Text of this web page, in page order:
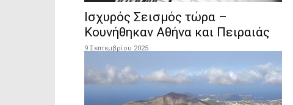
Ισχυρός Σεισμός τώρα –
Κουνήθηκαν Αθήνα και Πειραιάς
9 Σεπτεμβρίου 2025